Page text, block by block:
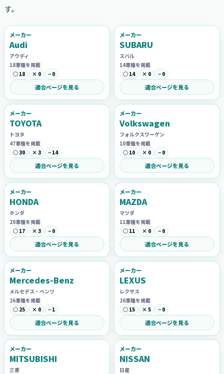
す。
メーカー
Audi
アウディ
18車種を掲載
○ 18
× 0 − 0
適合ページを見る
メーカー
SUBARU
スバル
14車種を掲載
○ 14
× 0 − 0
適合ページを見る
メーカー
TOYOTA
トヨタ
47車種を掲載
○ 30
× 3 − 14
適合ページを見る
メーカー
Volkswagen
フォルクスワーゲン
10車種を掲載
○ 10
× 0 − 0
適合ページを見る
メーカー
HONDA
ホンダ
20車種を掲載
○ 17
× 3 − 0
適合ページを見る
メーカー
MAZDA
マツダ
11車種を掲載
○ 11
× 0 − 0
適合ページを見る
メーカー
Mercedes-Benz
メルセデス・ベンツ
26車種を掲載
○ 25
× 0 − 1
適合ページを見る
メーカー
LEXUS
レクサス
20車種を掲載
○ 15
× 5 − 0
適合ページを見る
メーカー
MITSUBISHI
三菱
メーカー
NISSAN
日産